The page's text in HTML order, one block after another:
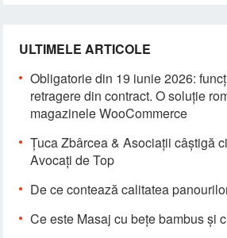
ULTIMELE ARTICOLE
Obligatorie din 19 iunie 2026:
retragere din contract. O soluție
magazinele WooCommerce
Țuca Zbârcea & Asociații câștigă
Avocați de Top
De ce contează calitatea
Ce este Masaj cu bețe bambus și